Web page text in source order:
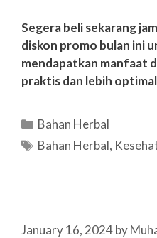
Segera beli sekarang
diskon promo bulan ini
mendapatkan manfaat
praktis dan lebih
Categories
Bahan Herbal
Tags
Bahan Herbal,
January 16, 2024by